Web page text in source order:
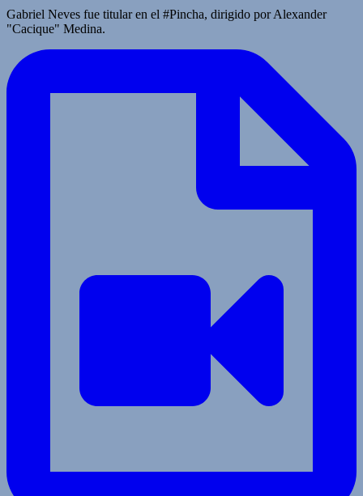
Gabriel Neves fue titular en el #Pincha, dirigido por Alexander
"Cacique" Medina.